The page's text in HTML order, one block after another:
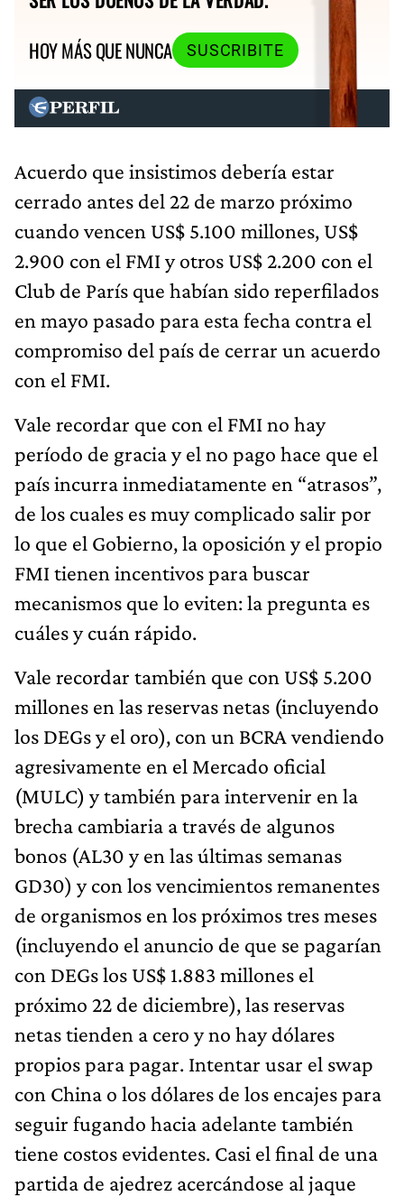
HOY MÁS QUE NUNCA
SUSCRIBITE
Acuerdo que insistimos debería estar
cerrado antes del 22 de marzo próximo
cuando vencen US$ 5.100 millones, US$
2.900 con el FMI y otros US$ 2.200 con el
Club de París que habían sido reperfilados
en mayo pasado para esta fecha contra el
compromiso del país de cerrar un acuerdo
con el FMI.
Vale recordar que con el FMI no hay
período de gracia y el no pago hace que el
país incurra inmediatamente en “atrasos”,
de los cuales es muy complicado salir por
lo que el Gobierno, la oposición y el propio
FMI tienen incentivos para buscar
mecanismos que lo eviten: la pregunta es
cuáles y cuán rápido.
Vale recordar también que con US$ 5.200
millones en las reservas netas (incluyendo
los DEGs y el oro), con un BCRA vendiendo
agresivamente en el Mercado oficial
(MULC) y también para intervenir en la
brecha cambiaria a través de algunos
bonos (AL30 y en las últimas semanas
GD30) y con los vencimientos remanentes
de organismos en los próximos tres meses
(incluyendo el anuncio de que se pagarían
con DEGs los US$ 1.883 millones el
próximo 22 de diciembre), las reservas
netas tienden a cero y no hay dólares
propios para pagar. Intentar usar el swap
con China o los dólares de los encajes para
seguir fugando hacia adelante también
tiene costos evidentes. Casi el final de una
partida de ajedrez acercándose al jaque